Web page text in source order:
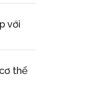
với
thể